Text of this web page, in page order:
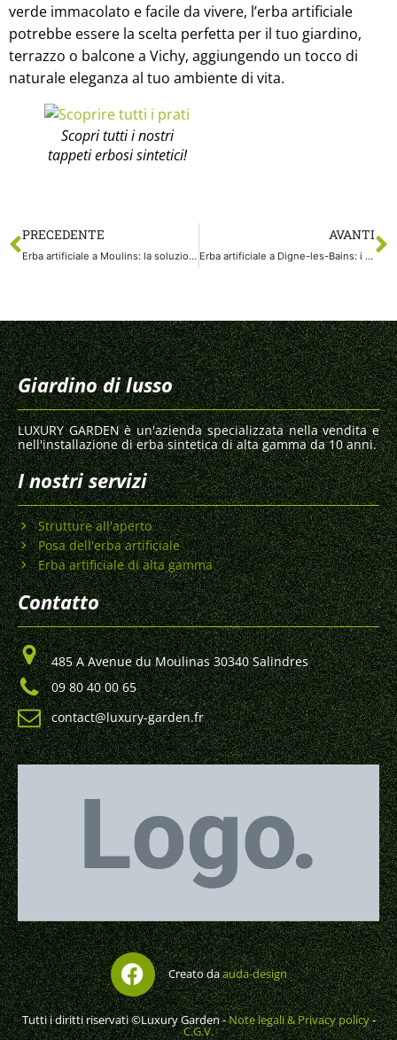
verde immacolato e facile da vivere, l’erba artificiale
potrebbe essere la scelta perfetta per il tuo giardino,
terrazzo o balcone a Vichy, aggiungendo un tocco di
naturale eleganza al tuo ambiente di vita.
Scopri tutti i nostri
tappeti erbosi sintetici!
PRECEDENTE
Erba artificiale a Moulins: la soluzione ideale per un giardino impeccabile
AVANTI
Erba artificiale a Digne-les-Bains: i vantaggi di un giardino sempre verde
Giardino di lusso
LUXURY GARDEN è un'azienda specializzata nella vendita e
nell'installazione di erba sintetica di alta gamma da 10 anni.
I nostri servizi
Strutture all'aperto
Posa dell'erba artificiale
Erba artificiale di alta gamma
Contatto
485 A Avenue du Moulinas 30340 Salindres
09 80 40 00 65
contact@luxury-garden.fr
Creato daauda-design
Tutti i diritti riservati ©Luxury Garden -Note legali & Privacy policy-
C.G.V.